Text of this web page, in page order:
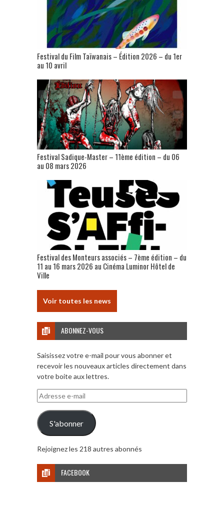
Festival du Film Taïwanais – Édition 2026 – du 1er
au 10 avril
Festival Sadique-Master – 11ème édition – du 06
au 08 mars 2026
Festival des Monteurs associés – 7ème édition – du
11 au 16 mars 2026 au Cinéma Luminor Hôtel de
Ville
Voir toutes les news
ABONNEZ-VOUS
Saisissez votre e-mail pour vous abonner et
recevoir les nouveaux articles directement dans
votre boite aux lettres.
Adresse
e-
mail
S'abonner
Rejoignez les 218 autres abonnés
FACEBOOK